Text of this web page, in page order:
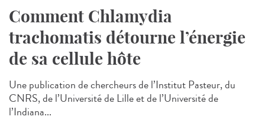
Comment Chlamydia
trachomatis détourne l’énergie
de sa cellule hôte
Une publication de chercheurs de l’Institut Pasteur, du
CNRS, de l’Université de Lille et de l’Université de
l’Indiana...